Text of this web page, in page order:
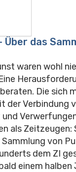
das
waren wohl
Die sich
der Verbindung
als Zeitzeugen:
von
dem ZI
einem